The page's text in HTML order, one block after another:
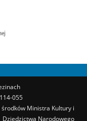
055
Ministra Kultury i
Dziedzictwa Narodowego